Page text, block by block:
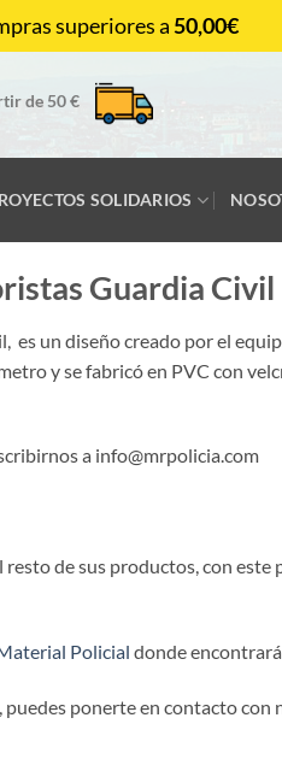
de 50 €
SOLIDARIOS
Guardia Civil
es un diseño creado por el
y se fabricó en PVC con
a info@mrpolicia.com
de sus productos, con este
Policial donde
puedes ponerte en contacto
superiores a50,00€